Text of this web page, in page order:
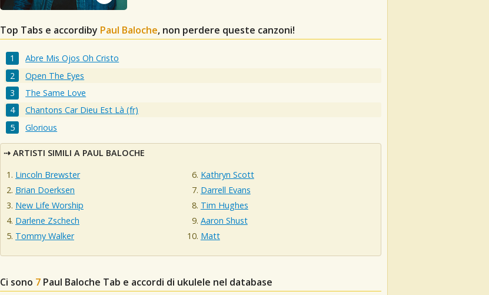
Top Tabs e accordiby Paul Baloche, non perdere queste canzoni!
Abre Mis Ojos Oh Cristo
Open The Eyes
The Same Love
Chantons Car Dieu Est Là (fr)
Glorious
ARTISTI SIMILI A PAUL BALOCHE
Lincoln Brewster
Brian Doerksen
New Life Worship
Darlene Zschech
Tommy Walker
Kathryn Scott
Darrell Evans
Tim Hughes
Aaron Shust
Matt
Ci sono 7 Paul Baloche Tab e accordi di ukulele nel database